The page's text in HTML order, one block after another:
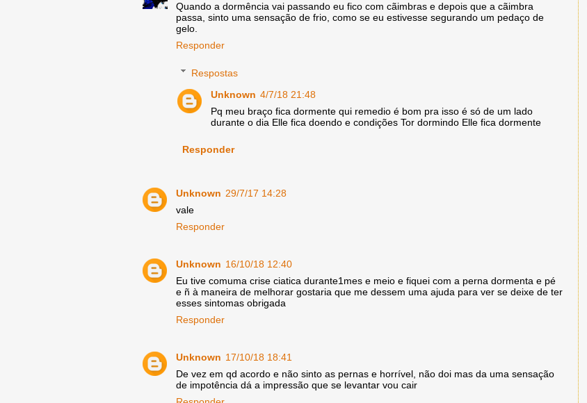
Quando a dormência vai passando eu fico com cãimbras e depois que a cãimbra
passa, sinto uma sensação de frio, como se eu estivesse segurando um pedaço de
gelo.
Responder
Respostas
Unknown 4/7/18 21:48
Pq meu braço fica dormente qui remedio é bom pra isso é só de um lado
durante o dia Elle fica doendo e condições Tor dormindo Elle fica dormente
Responder
Unknown 29/7/17 14:28
vale
Responder
Unknown 16/10/18 12:40
Eu tive comuma crise ciatica durante1mes e meio e fiquei com a perna dormenta e pé
e ñ à maneira de melhorar gostaria que me dessem uma ajuda para ver se deixe de ter
esses sintomas obrigada
Responder
Unknown 17/10/18 18:41
De vez em qd acordo e não sinto as pernas e horrível, não doi mas da uma sensação
de impotência dá a impressão que se levantar vou cair